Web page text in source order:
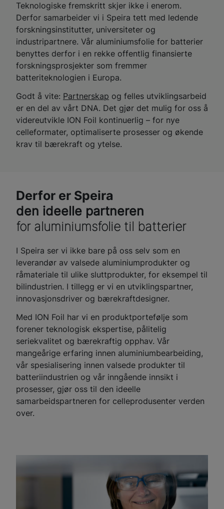
Teknologiske fremskritt skjer ikke i enerom.
Derfor samarbeider vi i Speira tett med ledende
forskningsinstitutter, universiteter og
industripartnere. Vår aluminiumsfolie for batterier
benyttes derfor i en rekke offentlig finansierte
forskningsprosjekter som fremmer
batteriteknologien i Europa.
Godt å vite: Partnerskap og felles utviklingsarbeid
er en del av vårt DNA. Det gjør det mulig for oss å
videreutvikle ION Foil kontinuerlig – for nye
celleformater, optimaliserte prosesser og økende
krav til bærekraft og ytelse.
Derfor er Speira
den ideelle partneren
for aluminiumsfolie til batterier
I Speira ser vi ikke bare på oss selv som en
leverandør av valsede aluminiumprodukter og
råmateriale til ulike sluttprodukter, for eksempel til
bilindustrien. I tillegg er vi en utviklingspartner,
innovasjonsdriver og bærekraftdesigner.
Med ION Foil har vi en produktportefølje som
forener teknologisk ekspertise, pålitelig
seriekvalitet og bærekraftig opphav. Vår
mangeårige erfaring innen aluminiumbearbeiding,
vår spesialisering innen valsede produkter til
batteriindustrien og vår inngående innsikt i
prosesser, gjør oss til den ideelle
samarbeidspartneren for celleprodusenter verden
over.